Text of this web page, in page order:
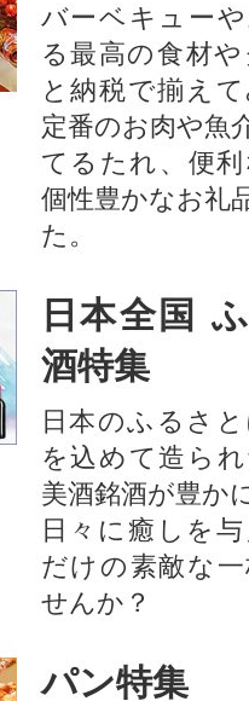
バーベキュー
る最高の食材
と納税で揃え
定番のお肉や魚
てるたれ、便
個性豊かなお礼
た。
日本全国
酒特集
日本のふるさ
を込めて造ら
美酒銘酒が豊か
日々に癒しを
だけの素敵な
せんか？
パン特集